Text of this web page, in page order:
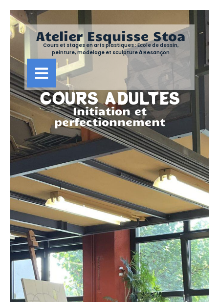
Atelier Esquisse Stoa
Cours et stages en arts plastiques : Ecole de dessin,
peinture, modelage et sculpture à Besançon
COURS ADULTES
Initiation et
perfectionnement